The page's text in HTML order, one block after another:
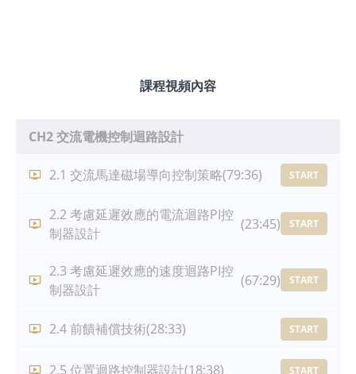
課程視頻內容
CH2 交流電機控制迴路設計
2.1 交流馬達磁場導向控制策略(79:36) START
2.2 考慮延遲效應的電流迴路PI控
制器設計
(23:45) START
2.3 考慮延遲效應的速度迴路PI控
制器設計
(67:29) START
2.4 前饋補償技術(28:33) START
2.5 位置迴路控制器設計(18:38) START